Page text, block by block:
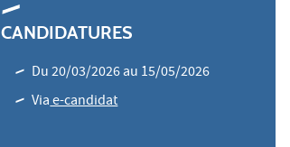
CANDIDATURES
Du 20/03/2026 au 15/05/2026
Viae-candidat